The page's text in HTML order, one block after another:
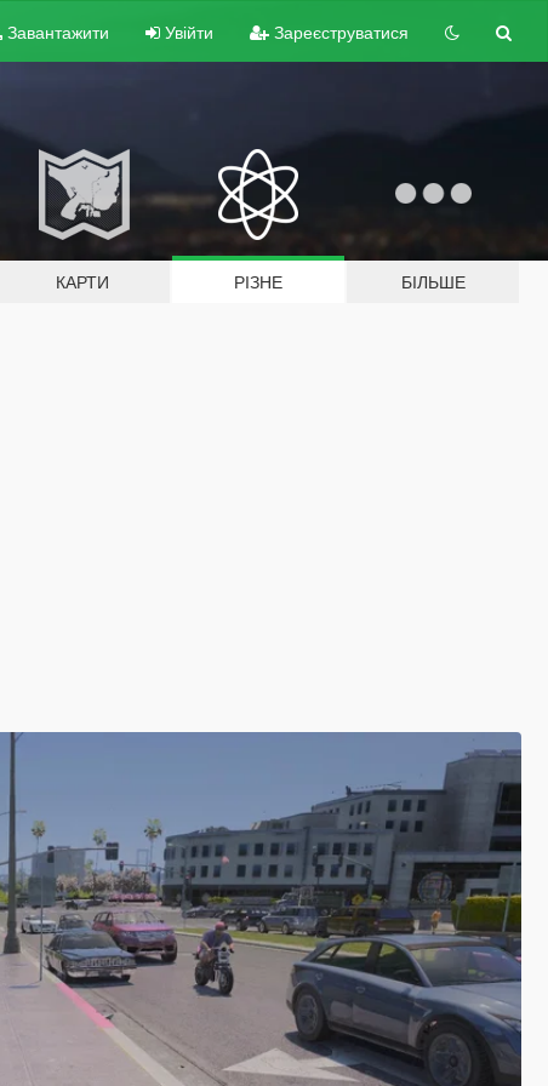
Завантажити Увійти Зареєструватися
КАРТИ РІЗНЕ БІЛЬШЕ